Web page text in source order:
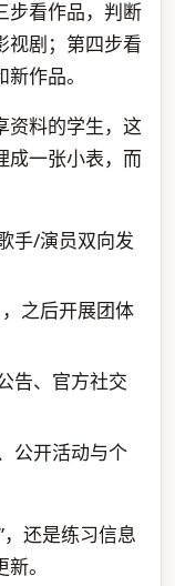
步看作品，判断
视剧；第四步看
作品。
资料的学生，这
成一张小表，而
手/演员双向发
之后开展团体
告、官方社交
公开活动与个
还是练习信息
。